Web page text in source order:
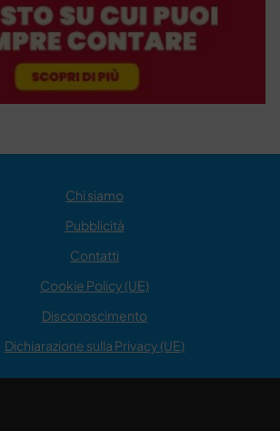
Chi siamo
Pubblicità
Contatti
Cookie Policy (UE)
Disconoscimento
Dichiarazione sulla Privacy (UE)